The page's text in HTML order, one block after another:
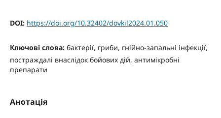
DOI: https://doi.org/10.32402/dovkil2024.01.050
Ключові слова: бактерії, гриби, гнійно-запальні інфекції,
постраждалі внаслідок бойових дій, антимікробні
препарати
Анотація